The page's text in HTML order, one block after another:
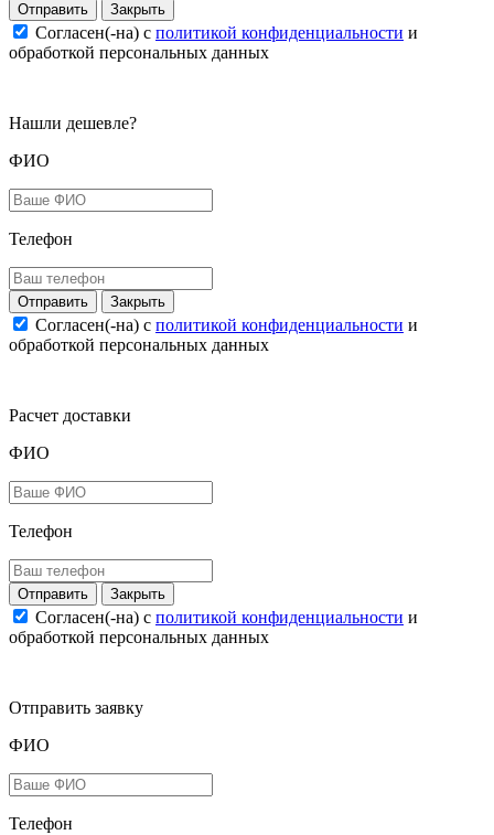
Закрыть
Согласен(-на) c политикой конфиденциальности и
обработкой персональных данных
Нашли дешевле?
ФИО
Телефон
Закрыть
Согласен(-на) c политикой конфиденциальности и
обработкой персональных данных
Расчет доставки
ФИО
Телефон
Закрыть
Согласен(-на) c политикой конфиденциальности и
обработкой персональных данных
Отправить заявку
ФИО
Телефон